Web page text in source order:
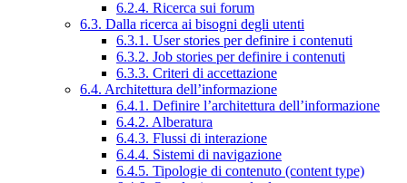
6.2.4. Ricerca sui forum
6.3. Dalla ricerca ai bisogni degli utenti
6.3.1. User stories per definire i contenuti
6.3.2. Job stories per definire i contenuti
6.3.3. Criteri di accettazione
6.4. Architettura dell’informazione
6.4.1. Definire l’architettura dell’informazione
6.4.2. Alberatura
6.4.3. Flussi di interazione
6.4.4. Sistemi di navigazione
6.4.5. Tipologie di contenuto (content type)